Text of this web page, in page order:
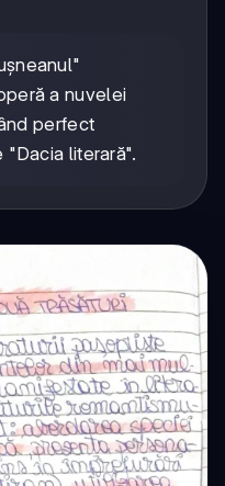
a nuvelei
perfect
literară".